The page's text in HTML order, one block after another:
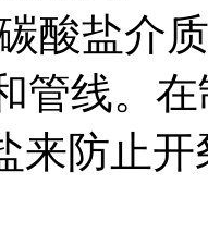
酸盐介
管线。
来防止